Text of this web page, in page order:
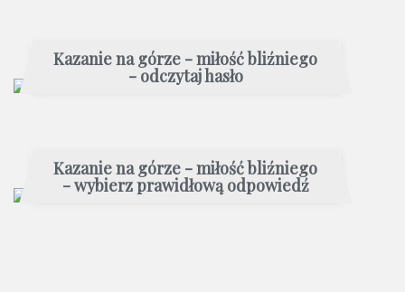
Kazanie na górze - miłość bliźniego
- odczytaj hasło
Kazanie na górze - miłość bliźniego
- wybierz prawidłową odpowiedź